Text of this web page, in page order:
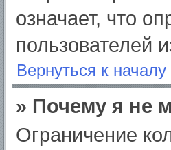
означает, что
пользователей
Вернуться к началу
» Почему я не
Ограничение